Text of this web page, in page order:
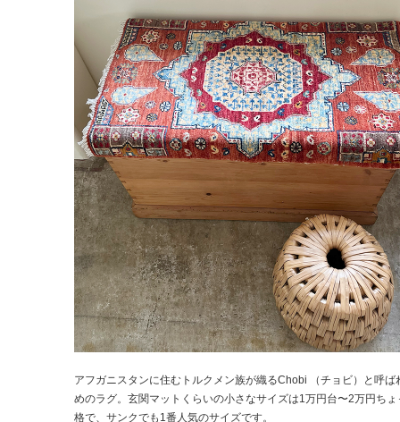
アフガニスタンに住むトルクメン族が織るChobi （チョビ）と呼ば
めのラグ。玄関マットくらいの小さなサイズは1万円台〜2万円ちょ
格で、サンクでも1番人気のサイズです。